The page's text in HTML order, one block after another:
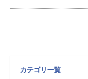
カテゴリ一覧